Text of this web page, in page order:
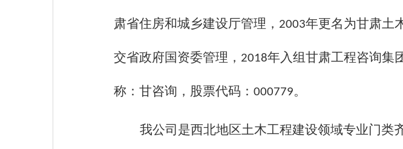
肃省住房和城乡建设厅管理， 2003年更名为甘肃土
交省政府国资委管理， 2018年入组甘肃工程咨询集
称：甘咨询，股票代码： 000779。
我公司是西北地区土木工程建设领域专业门类